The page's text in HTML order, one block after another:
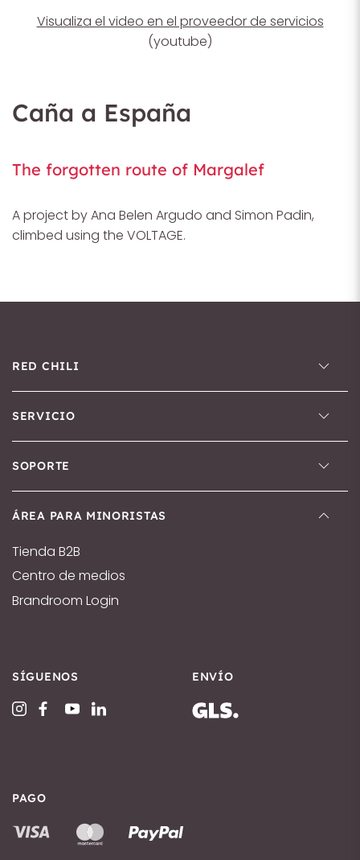
Visualiza el video en el proveedor de servicios
(youtube)
Caña a España
The forgotten route of Margalef
A project by Ana Belen Argudo and Simon Padin,
climbed using the VOLTAGE.
RED CHILI
SERVICIO
SOPORTE
ÁREA PARA MINORISTAS
Tienda B2B
Centro de medios
Brandroom Login
SÍGUENOS ENVÍO
PAGO